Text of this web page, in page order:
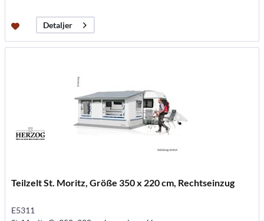
Detaljer
Teilzelt St. Moritz, Größe 350 x 220 cm, Rechtseinzug
E5311